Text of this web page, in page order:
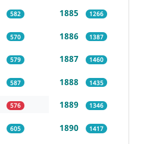
582
570
579
587
576
605
1885 1266
1886 1387
1887 1460
1888 1435
1889 1346
1890 1417